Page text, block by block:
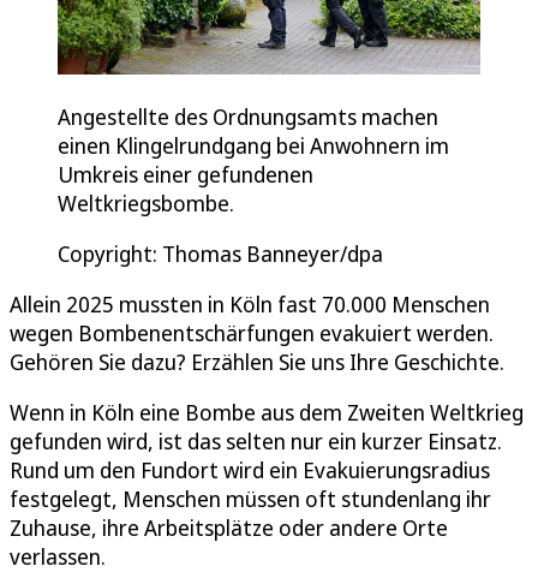
Angestellte des Ordnungsamts machen
einen Klingelrundgang bei Anwohnern im
Umkreis einer gefundenen
Weltkriegsbombe.
Copyright: Thomas Banneyer/dpa
Allein 2025 mussten in Köln fast 70.000 Menschen
wegen Bombenentschärfungen evakuiert werden.
Gehören Sie dazu? Erzählen Sie uns Ihre Geschichte.
Wenn in Köln eine Bombe aus dem Zweiten Weltkrieg
gefunden wird, ist das selten nur ein kurzer Einsatz.
Rund um den Fundort wird ein Evakuierungsradius
festgelegt, Menschen müssen oft stundenlang ihr
Zuhause, ihre Arbeitsplätze oder andere Orte
verlassen.